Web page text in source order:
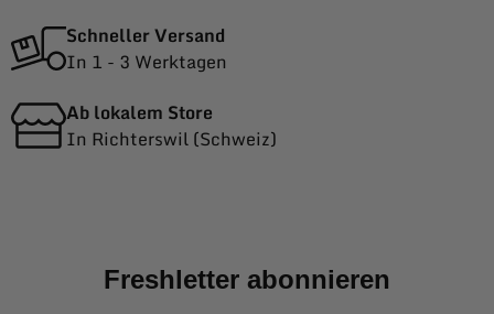
Schneller Versand
In 1 - 3 Werktagen
Ab lokalem Store
In Richterswil (Schweiz)
Freshletter abonnieren